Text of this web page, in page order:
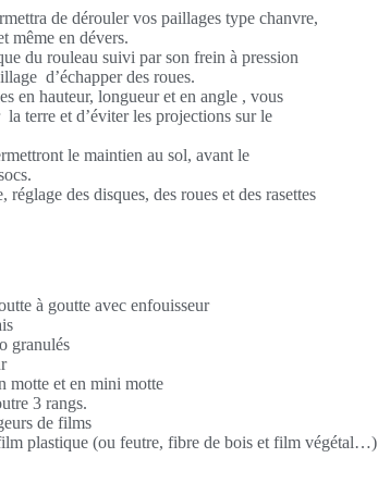
de dérouler vos paillages type chanvre,
même en dévers.
du rouleau suivi par son frein à pression
d’échapper des roues.
en hauteur, longueur et en angle , vous
terre et d’éviter les projections sur le
le maintien au sol, avant le
des disques, des roues et des rasettes
à goutte avec enfouisseur
granulés
motte et en mini motte
3 rangs.
de films
plastique (ou feutre, fibre de bois et film végétal…)